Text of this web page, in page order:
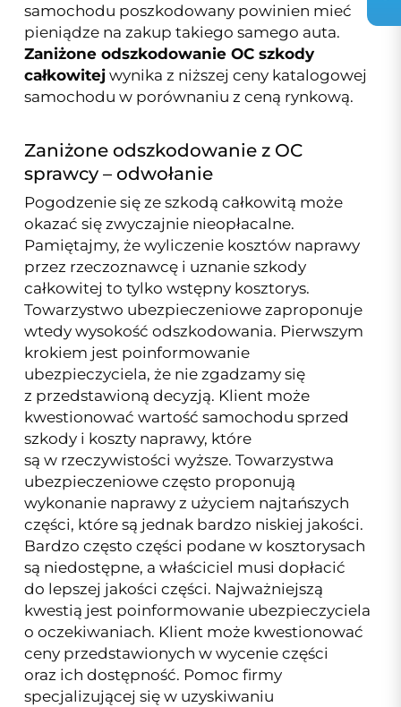
samochodu poszkodowany powinien mieć
pieniądze na zakup takiego samego auta.
Zaniżone odszkodowanie OC szkody
całkowitejwynika z niższej ceny katalogowej
samochodu w porównaniu z ceną rynkową.
Zaniżone odszkodowanie z OC
sprawcy – odwołanie
Pogodzenie się ze szkodą całkowitą może
okazać się zwyczajnie nieopłacalne.
Pamiętajmy, że wyliczenie kosztów naprawy
przez rzeczoznawcę i uznanie szkody
całkowitej to tylko wstępny kosztorys.
Towarzystwo ubezpieczeniowe zaproponuje
wtedy wysokość odszkodowania. Pierwszym
krokiem jest poinformowanie
ubezpieczyciela, że nie zgadzamy się
z przedstawioną decyzją. Klient może
kwestionować wartość samochodu sprzed
szkody i koszty naprawy, które
są w rzeczywistości wyższe. Towarzystwa
ubezpieczeniowe często proponują
wykonanie naprawy z użyciem najtańszych
części, które są jednak bardzo niskiej jakości.
Bardzo często części podane w kosztorysach
są niedostępne, a właściciel musi dopłacić
do lepszej jakości części. Najważniejszą
kwestią jest poinformowanie ubezpieczyciela
o oczekiwaniach. Klient może kwestionować
ceny przedstawionych w wycenie części
oraz ich dostępność. Pomoc firmy
specjalizującej się w uzyskiwaniu